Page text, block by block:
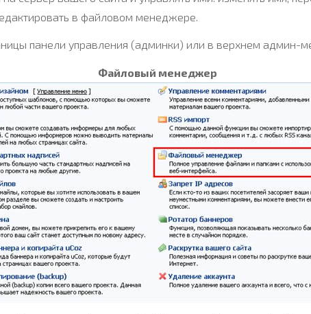
в файловом менеджере.
панели управления (админки) или в верхнем
Файловый менеджер